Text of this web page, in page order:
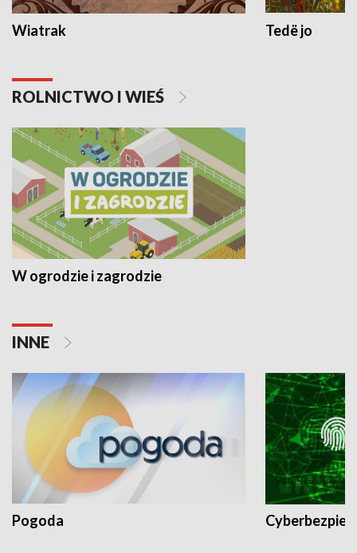
Wiatrak Tedë jo
ROLNICTWO I WIEŚ
W ogrodzie i zagrodzie
INNE
Pogoda